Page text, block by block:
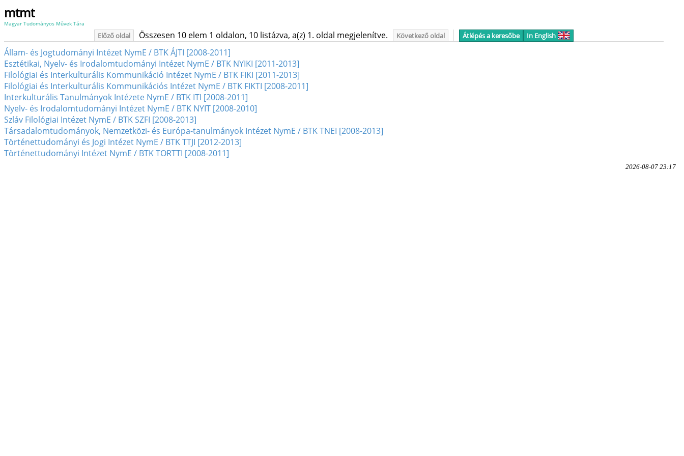
mtmt
Magyar Tudományos Művek Tára
Előző oldal Összesen 10 elem 1 oldalon, 10 listázva, a(z) 1. oldal megjelenítve. Következő oldal Átlépés a keresőbe In English
Állam- és Jogtudományi Intézet NymE / BTK ÁJTI [2008-2011]
Esztétikai, Nyelv- és Irodalomtudományi Intézet NymE / BTK NYIKI [2011-2013]
Filológiai és Interkulturális Kommunikáció Intézet NymE / BTK FIKI [2011-2013]
Filológiai és Interkulturális Kommunikációs Intézet NymE / BTK FIKTI [2008-2011]
Interkulturális Tanulmányok Intézete NymE / BTK ITI [2008-2011]
Nyelv- és Irodalomtudományi Intézet NymE / BTK NYIT [2008-2010]
Szláv Filológiai Intézet NymE / BTK SZFI [2008-2013]
Társadalomtudományok, Nemzetközi- és Európa-tanulmányok Intézet NymE / BTK TNEI [2008-2013]
Történettudományi és Jogi Intézet NymE / BTK TTJI [2012-2013]
Történettudományi Intézet NymE / BTK TORTTI [2008-2011]
2026-08-07 23:17